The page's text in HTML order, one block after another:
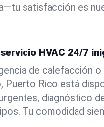
satisfacción es
HVAC 24/7
de calefacción
Puerto Rico está
diagnóstico
Tu comodidad